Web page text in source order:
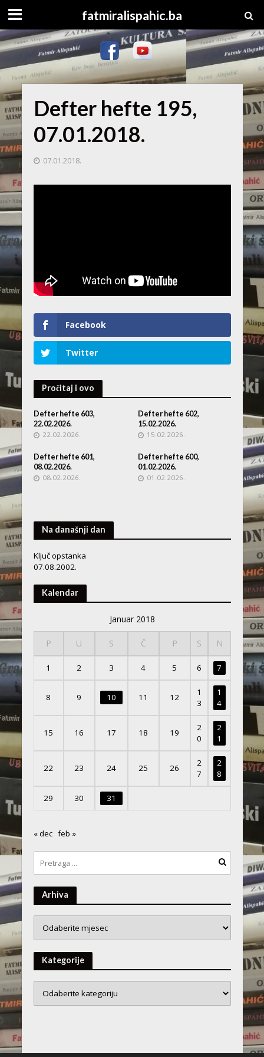
fatmiralispahic.ba
Defter hefte 195,
07.01.2018.
07.01.2018.
Facebook
Twitter
Pročitaj i ovo
Defter hefte 603,
22.02.2026.
22.02.2026.
Defter hefte 602,
15.02.2026.
15.02.2026.
Defter hefte 601,
08.02.2026.
08.02.2026.
Defter hefte 600,
01.02.2026.
01.02.2026.
Na današnji dan
Ključ opstanka
07.08.2002.
Kalendar
Januar 2018
P U S Č P S N
1 2 3 4 5 6 7
8 9 10 11 12
1
3
1
4
15 16 17 18 19
2
0
2
1
22 23 24 25 26
2
7
2
8
29 30 31
« dec feb »
Arhiva
Kategorije